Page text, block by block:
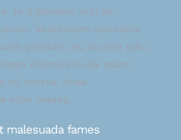
In dignissim orci ac
Vestibulum convallis
pretium, eu lacinia odio
rhoncus nulla quam,
mi cursus vitae.
nibh massa.
malesuada fames